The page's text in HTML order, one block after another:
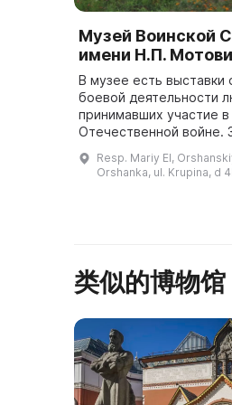
Музей Воинской
имени Н.П.
В музее есть выставки
боевой деятельности
принимавших участие в
Отечественной войне.
документы,
Resp. Mariy El,
Orshanka, ul. Krupina, d
类似的博物馆